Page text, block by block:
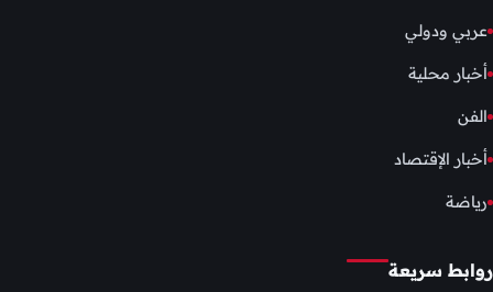
عربي ودولي
أخبار محلية
الفن
أخبار الإقتصاد
رياضة
روابط سريعة